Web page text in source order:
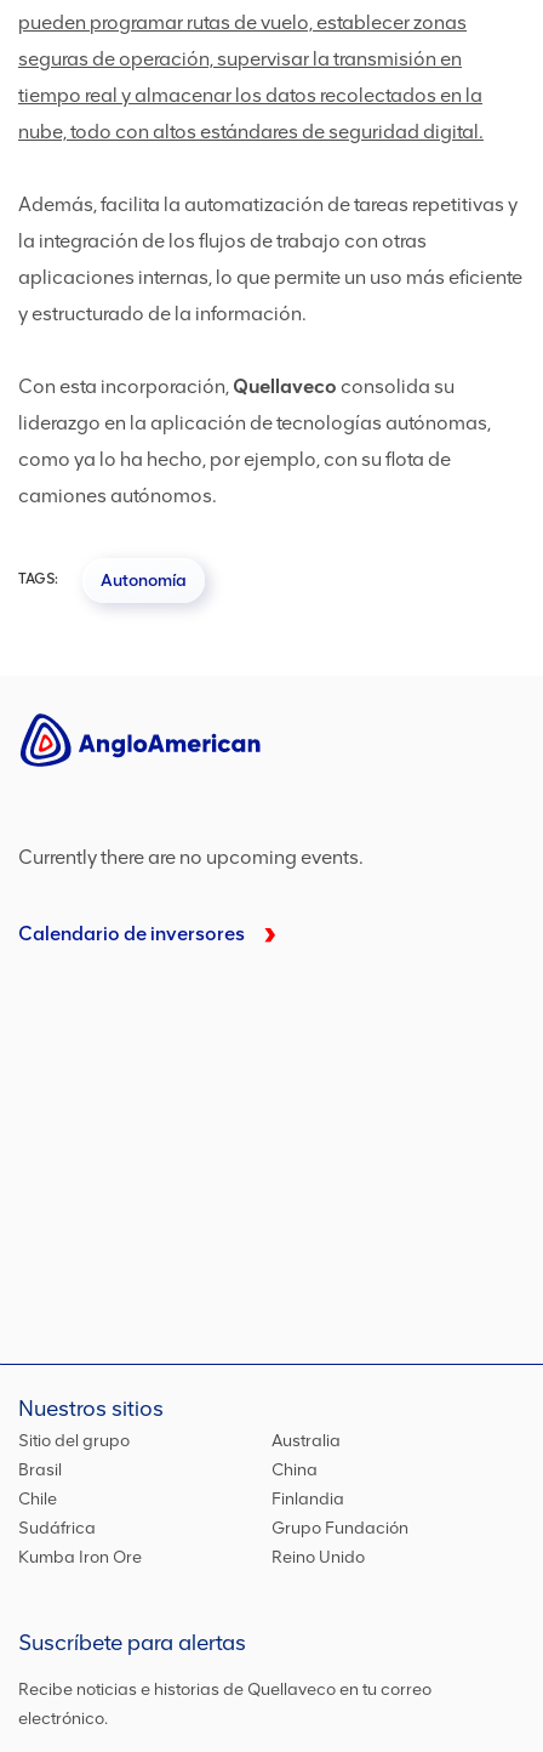
pueden programar rutas de vuelo, establecer zonas
seguras de operación, supervisar la transmisión en
tiempo real y almacenar los datos recolectados en la
nube, todo con altos estándares de seguridad digital.
Además, facilita la automatización de tareas repetitivas y
la integración de los flujos de trabajo con otras
aplicaciones internas, lo que permite un uso más eficiente
y estructurado de la información.
Con esta incorporación, Quellaveco consolida su
liderazgo en la aplicación de tecnologías autónomas,
como ya lo ha hecho, por ejemplo, con su flota de
camiones autónomos.
TAGS: Autonomía
Currently there are no upcoming events.
Calendario de inversores
Nuestros sitios
Sitio del grupo
Australia
Brasil
China
Chile
Finlandia
Sudáfrica
Grupo Fundación
Kumba Iron Ore
Reino Unido
Suscríbete para alertas
Recibe noticias e historias de Quellaveco en tu correo
electrónico.